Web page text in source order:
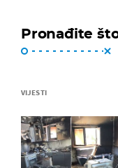
Pronađite
VIJESTI